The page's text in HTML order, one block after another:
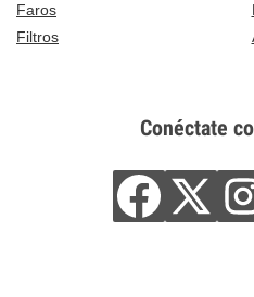
Faros
Filtros
Conéctate